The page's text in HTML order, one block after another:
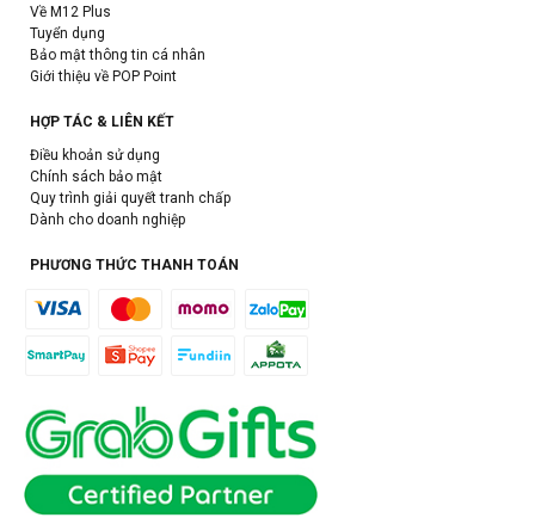
Về M12 Plus
Tuyển dụng
Bảo mật thông tin cá nhân
Giới thiệu về POP Point
HỢP TÁC & LIÊN KẾT
Điều khoản sử dụng
Chính sách bảo mật
Quy trình giải quyết tranh chấp
Dành cho doanh nghiệp
PHƯƠNG THỨC THANH TOÁN